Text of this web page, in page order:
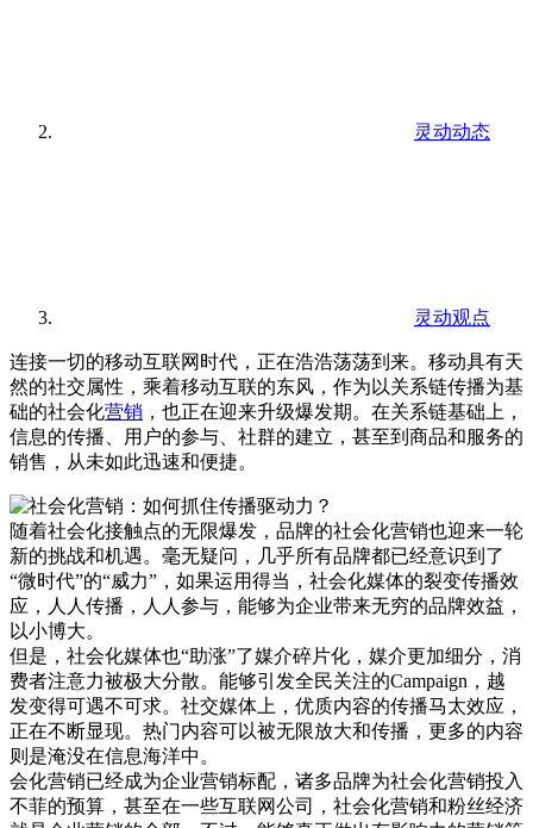
灵动动态
灵动观点
连接一切的移动互联网时代，正在浩浩荡荡到来。移动具有天
然的社交属性，乘着移动互联的东风，作为以关系链传播为基
础的社会化营销 ，也正在迎来升级爆发期。在关系链基础上，
信息的传播、用户的参与、社群的建立，甚至到商品和服务的
销售，从未如此迅速和便捷。
随着社会化接触点的无限爆发，品牌的社会化营销也迎来一轮
新的挑战和机遇。毫无疑问，几乎所有品牌都已经意识到了
“微时代”的“威力”，如果运用得当，社会化媒体的裂变传播效
应，人人传播，人人参与，能够为企业带来无穷的品牌效益，
以小博大。
但是，社会化媒体也“助涨”了媒介碎片化，媒介更加细分，消
费者注意力被极大分散。能够引发全民关注的Campaign，越
发变得可遇不可求。社交媒体上，优质内容的传播马太效应，
正在不断显现。热门内容可以被无限放大和传播，更多的内容
则是淹没在信息海洋中。
会化营销已经成为企业营销标配，诸多品牌为社会化营销投入
不菲的预算，甚至在一些互联网公司，社会化营销和粉丝经济